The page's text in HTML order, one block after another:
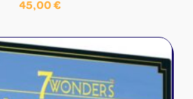
45,00€